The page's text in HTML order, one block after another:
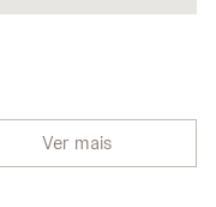
Ver mais